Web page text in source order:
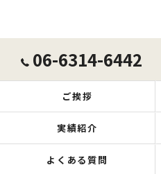
06-6314-6442
ご挨拶
実績紹介
よくある質問